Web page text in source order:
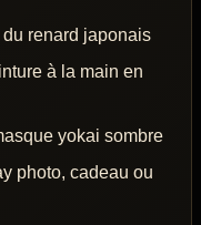
renard japonais
à la main en
yokai sombre
photo, cadeau ou